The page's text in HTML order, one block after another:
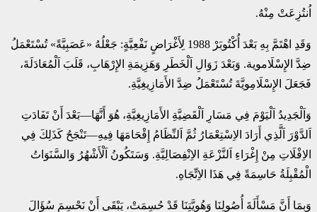
اُنتُزِعَتْ مِنْهُ.
وَقَدِ اهْتَمَّ بِهِ بَعْدَ أُكْتُوبَرْ 1988 لِأَغْرَاضٍ نَفْعِيَّةٍ: جَعْلُهُ «عَصَبِيَّةً» تُسْتَعْمَلُ
ضِدَّ الإِسْلَاموية. وَبَعْدَ زَوَالِ اَلْخَطَرِ وَهَزِيمَةِ الإِرْهَابِ، قَلَبَ اَلْمُعَادَلَةَ،
فَجَعَلَ الإِسْلَامِويَّةَ تُسْتَعْمَلُ ضِدَّ الأَمَازِيغِيَّةِ.
وَاَلْجَدِيدُ اَلْيَوْمَ فِي مَسَارِ اَلْقَضِيَّةِ الأَمَازِيغِيَّةِ، هُوَ أَنَّهَا—بَعْدَ أَنْ تَفَادَتِ
اَلدَّوْرَ اَلَّذِي أَرَادَ الاِسْتِعْمَارُ ثُمَّ اَلنِّظَامُ إِقْحَامَهَا فِيهِ—تَنْجَحُ كَذَلِكَ فِي
الاِفْلَاتِ مِنْ إِغْرَاءِ اَلنَّزْعَةِ الاِنْفِصَالِيَّةِ. وَسَتَكُونُ اَلْأَشْهُرُ وَالسَّنَوَاتُ
الْمُقْبِلَةُ حَاسِمَةً فِي هَذَا الاِتِّجَاهِ.
وَبِمَا أَنَّ مَسْأَلَةَ أُصُولِنَا وَهُوِيَّتِنَا قَدْ حُسِمَتْ، يَبْقَى أَنْ نَحْسِمَ سُؤَالَ